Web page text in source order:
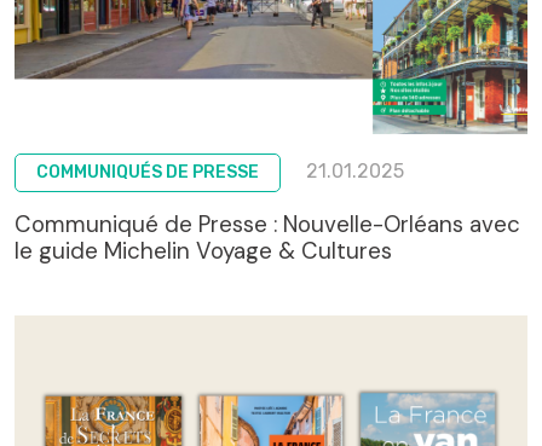
COMMUNIQUÉS DE PRESSE 21.01.2025
Communiqué de Presse : Nouvelle-Orléans avec
le guide Michelin Voyage & Cultures